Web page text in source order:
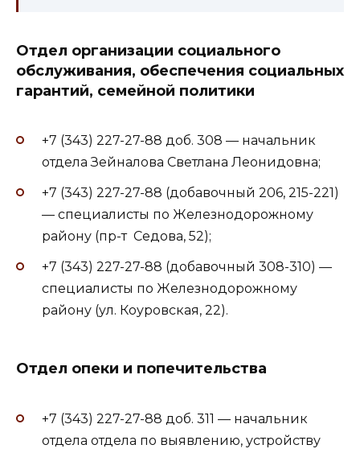
Отдел организации социального
обслуживания, обеспечения социальных
гарантий, семейной политики
+7 (343) 227-27-88 доб. 308 — начальник
отдела Зейналова Светлана Леонидовна;
+7 (343) 227-27-88 (добавочный 206, 215-221)
— специалисты по Железнодорожному
району (пр-т Седова, 52);
+7 (343) 227-27-88 (добавочный 308-310) —
специалисты по Железнодорожному
району (ул. Коуровская, 22).
Отдел опеки и попечительства
+7 (343) 227-27-88 доб. 311 — начальник
отдела отдела по выявлению, устройству